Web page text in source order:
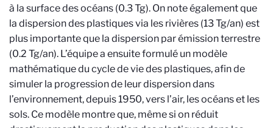
à la surface des océans (0.3 Tg). On note également que
la dispersion des plastiques via les rivières (13 Tg/an) est
plus importante que la dispersion par émission terrestre
(0.2 Tg/an). L’équipe a ensuite formulé un modèle
mathématique du cycle de vie des plastiques, afin de
simuler la progression de leur dispersion dans
l’environnement, depuis 1950, vers l’air, les océans et les
sols. Ce modèle montre que, même si on réduit